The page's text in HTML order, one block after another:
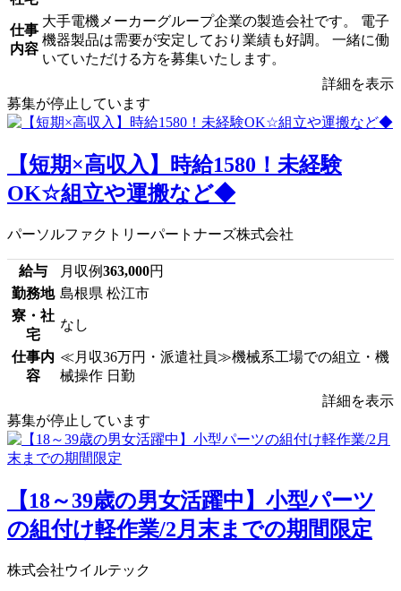
仕事
内容
大手電機メーカーグループ企業の製造会社です。 電子
機器製品は需要が安定しており業績も好調。 一緒に働
いていただける方を募集いたします。
詳細を表示
募集が停止しています
【短期×高収入】時給1580！未経験
OK☆組立や運搬など◆
パーソルファクトリーパートナーズ株式会社
給与 月収例363,000円
勤務地 島根県 松江市
寮・社
宅
なし
仕事内
容
≪月収36万円・派遣社員≫機械系工場での組立・機
械操作 日勤
詳細を表示
募集が停止しています
【18～39歳の男女活躍中】小型パーツ
の組付け軽作業/2月末までの期間限定
株式会社ウイルテック